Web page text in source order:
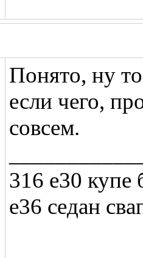
Понято, ну
если чего,
совсем.
316 e30 купе
e36 седан